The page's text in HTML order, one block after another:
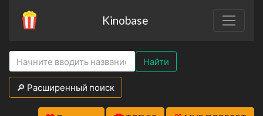
Kinobase
Найти
🔎 Расширенный поиск